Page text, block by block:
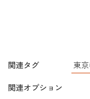
関連タグ
東
関連オプション